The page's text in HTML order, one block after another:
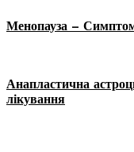
Менопауза –
Анапластична
лікування